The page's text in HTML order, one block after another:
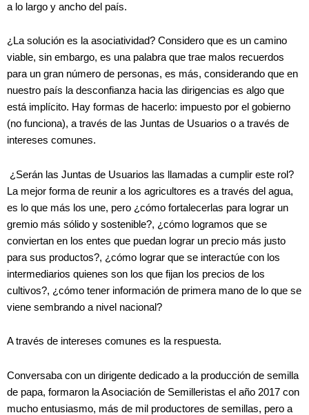
a lo largo y ancho del país.
¿La solución es la asociatividad? Considero que es un camino
viable, sin embargo, es una palabra que trae malos recuerdos
para un gran número de personas, es más, considerando que en
nuestro país la desconfianza hacia las dirigencias es algo que
está implícito. Hay formas de hacerlo: impuesto por el gobierno
(no funciona), a través de las Juntas de Usuarios o a través de
intereses comunes.
¿Serán las Juntas de Usuarios las llamadas a cumplir este rol?
La mejor forma de reunir a los agricultores es a través del agua,
es lo que más los une, pero ¿cómo fortalecerlas para lograr un
gremio más sólido y sostenible?, ¿cómo logramos que se
conviertan en los entes que puedan lograr un precio más justo
para sus productos?, ¿cómo lograr que se interactúe con los
intermediarios quienes son los que fijan los precios de los
cultivos?, ¿cómo tener información de primera mano de lo que se
viene sembrando a nivel nacional?
A través de intereses comunes es la respuesta.
Conversaba con un dirigente dedicado a la producción de semilla
de papa, formaron la Asociación de Semilleristas el año 2017 con
mucho entusiasmo, más de mil productores de semillas, pero a